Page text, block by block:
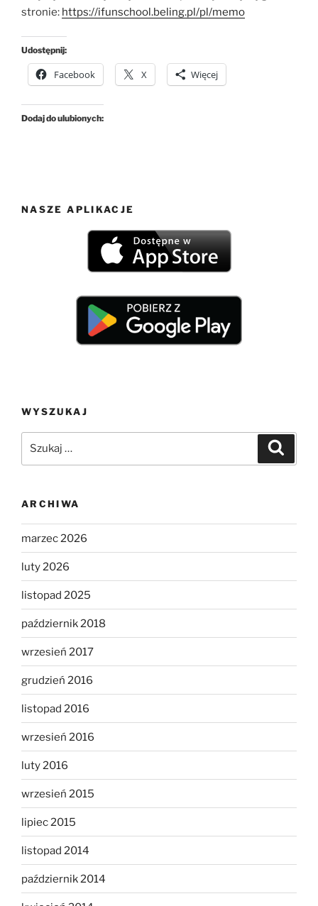
stronie: https://ifunschool.beling.pl/pl/memo
Udostępnij:
Facebook X Więcej
Dodaj do ulubionych:
NASZE APLIKACJE
WYSZUKAJ
ARCHIWA
marzec 2026
luty 2026
listopad 2025
październik 2018
wrzesień 2017
grudzień 2016
listopad 2016
wrzesień 2016
luty 2016
wrzesień 2015
lipiec 2015
listopad 2014
październik 2014